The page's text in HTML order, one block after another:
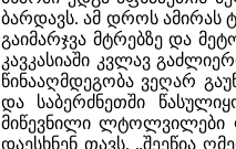
ბარდავს. ამ დროს ამირას
გაიმარჯვა მტრებზე და
კავკასიაში კვლავ
წინააღმდეგობა ვეღარ
და საბერძნეთში
მიწევნილი ლტოლვილები
დაესხნენ თავს. „შეეწია